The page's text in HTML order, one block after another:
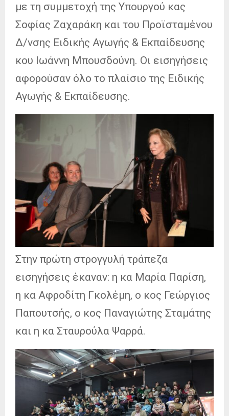
με τη συμμετοχή της Υπουργού κας
Σοφίας Ζαχαράκη και του Προϊσταμένου
Δ/νσης Ειδικής Αγωγής & Εκπαίδευσης
κου Ιωάννη Μπουσδούνη. Οι εισηγήσεις
αφορούσαν όλο το πλαίσιο της Ειδικής
Αγωγής & Εκπαίδευσης.
Στην πρώτη στρογγυλή τράπεζα
εισηγήσεις έκαναν: η κα Μαρία Παρίση,
η κα Αφροδίτη Γκολέμη, ο κος Γεώργιος
Παπουτσής, ο κος Παναγιώτης Σταμάτης
και η κα Σταυρούλα Ψαρρά.